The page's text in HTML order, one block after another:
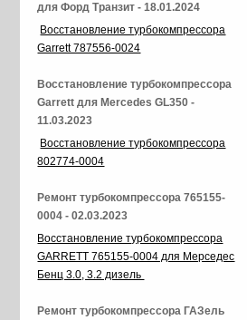
для Форд Транзит - 18.01.2024
Восстановление турбокомпрессора
Garrett 787556-0024
Восстановление турбокомпрессора
Garrett для Mercedes GL350 -
11.03.2023
Восстановление турбокомпрессора
802774-0004
Ремонт турбокомпрессора 765155-
0004 - 02.03.2023
Восстановление турбокомпрессора
GARRETT 765155-0004 для Мерседес
Бенц 3.0, 3.2 дизель
Ремонт турбокомпрессора ГАЗель